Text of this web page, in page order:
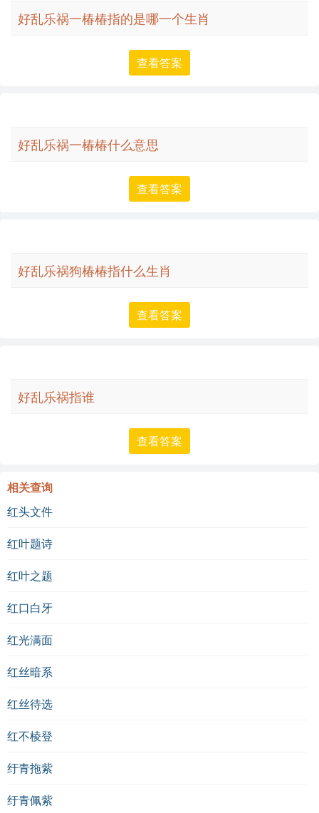
好乱乐祸一椿椿指的是哪一个生肖
查看答案
好乱乐祸一椿椿什么意思
查看答案
好乱乐祸狗椿椿指什么生肖
查看答案
好乱乐祸指谁
查看答案
相关查询
红头文件
红叶题诗
红叶之题
红口白牙
红光满面
红丝暗系
红丝待选
红不棱登
纡青拖紫
纡青佩紫